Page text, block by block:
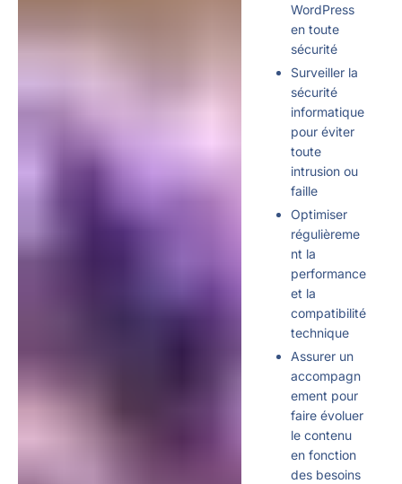
WordPress
en toute
sécurité
Surveiller la
sécurité
informatique
pour éviter
toute
intrusion ou
faille
Optimiser
régulièreme
nt la
performance
et la
compatibilité
technique
Assurer un
accompagn
ement pour
faire évoluer
le contenu
en fonction
des besoins